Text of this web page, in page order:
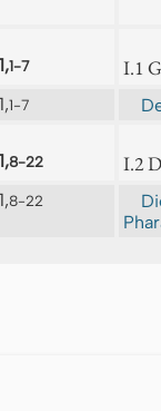
1,1-7 I.1 G
1,1-7
1,8-22 I.2 D
1,8-22